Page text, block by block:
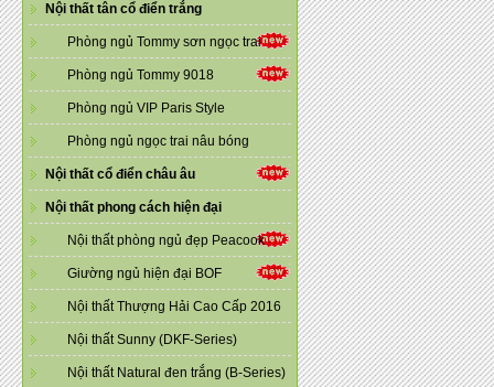
Nội thất tân cổ điển trắng
Phòng ngủ Tommy sơn ngọc trai
Phòng ngủ Tommy 9018
Phòng ngủ VIP Paris Style
Phòng ngủ ngọc trai nâu bóng
Nội thất cổ điển châu âu
Nội thất phong cách hiện đại
Nội thất phòng ngủ đẹp Peacook
Giường ngủ hiện đại BOF
Nội thất Thượng Hải Cao Cấp 2016
Nội thất Sunny (DKF-Series)
Nội thất Natural đen trắng (B-Series)